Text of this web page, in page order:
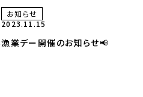
お知らせ
2023.11.15
漁業デー開催のお知らせ📢